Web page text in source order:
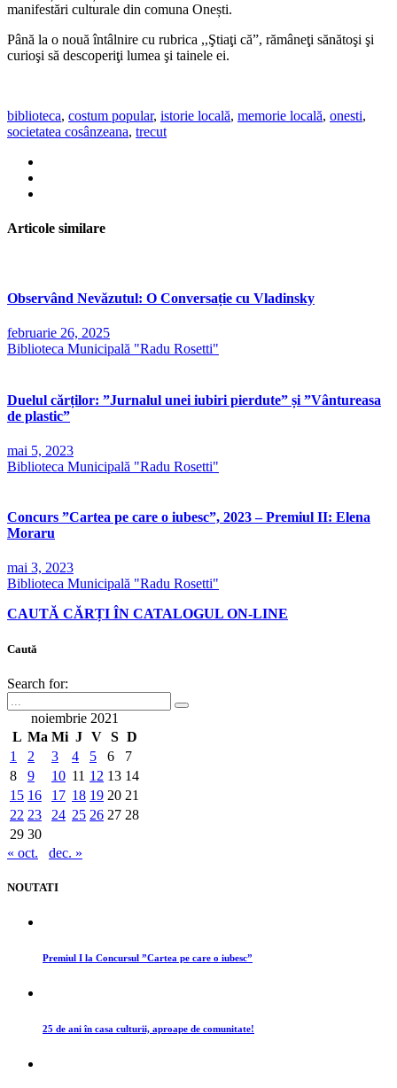
manifestări culturale din comuna Onești.
Până la o nouă întâlnire cu rubrica ,,Ştiaţi că”, rămâneţi sănătoşi şi
curioşi să descoperiţi lumea şi tainele ei.
biblioteca, costum popular, istorie locală, memorie locală, onesti,
societatea cosânzeana, trecut
Articole similare
Observând Nevăzutul: O Conversație cu Vladinsky
februarie 26, 2025
Biblioteca Municipală "Radu Rosetti"
Duelul cărților: ”Jurnalul unei iubiri pierdute” și ”Vântureasa
de plastic”
mai 5, 2023
Biblioteca Municipală "Radu Rosetti"
Concurs ”Cartea pe care o iubesc”, 2023 – Premiul II: Elena
Moraru
mai 3, 2023
Biblioteca Municipală "Radu Rosetti"
CAUTĂ CĂRȚI ÎN CATALOGUL ON-LINE
Caută
Search for:
noiembrie 2021
L Ma Mi J V S D
1
2 3 4 5 6
7
8
9 10 11 12 13 14
15 16 17 18 19 20 21
22 23 24 25 26 27 28
29 30
« oct.
dec. »
NOUTATI
Premiul I la Concursul ”Cartea pe care o iubesc”
25 de ani în casa culturii, aproape de comunitate!